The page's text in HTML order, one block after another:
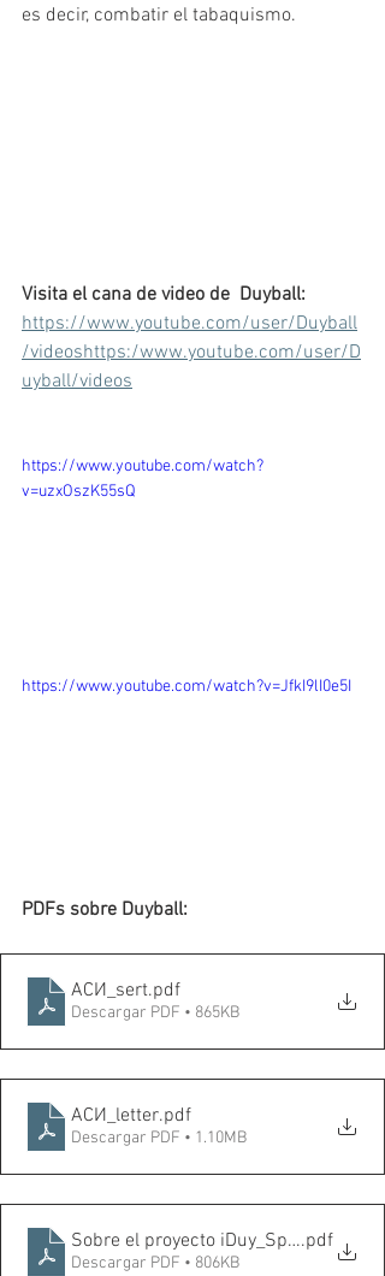
es decir, combatir el tabaquismo.
Visita el cana de video de  Duyball:
https://www.youtube.com/user/Duyball
/videoshttps:/www.youtube.com/user/D
uyball/videos
https://www.youtube.com/watch?
v=uzxOszK55sQ
https://www.youtube.com/watch?v=JfkI9lI0e5I
PDFs sobre Duyball:
АСИ_sert.pdf
Descargar PDF • 865KB
АСИ_letter.pdf
Descargar PDF • 1.10MB
Sobre el proyecto iDuy_Spanish
.pdf
Descargar PDF • 806KB